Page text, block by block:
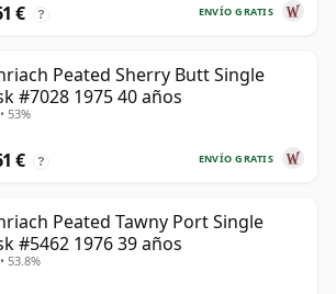
ENVÍO GRATIS
€ ?
Peated Sherry Butt Single
#7028 1975 40 años
53%
ENVÍO GRATIS
€ ?
Peated Tawny Port Single
#5462 1976 39 años
53.8%